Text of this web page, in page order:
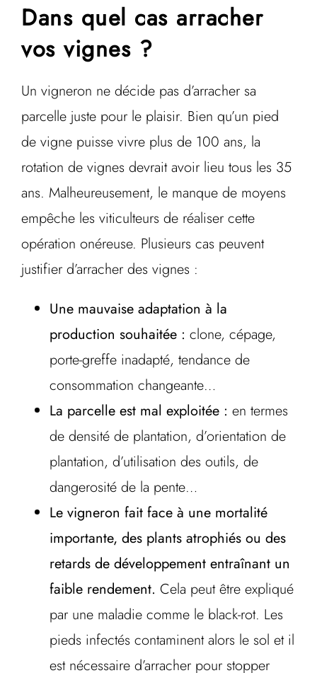
Dans quel cas arracher
vos vignes ?
Un vigneron ne décide pas d’arracher sa
parcelle juste pour le plaisir. Bien qu’un pied
de vigne puisse vivre plus de 100 ans, la
rotation de vignes devrait avoir lieu tous les 35
ans. Malheureusement, le manque de moyens
empêche les viticulteurs de réaliser cette
opération onéreuse. Plusieurs cas peuvent
justifier d’arracher des vignes :
Une mauvaise adaptation à la
production souhaitée : clone, cépage,
porte-greffe inadapté, tendance de
consommation changeante…
La parcelle est mal exploitée : en termes
de densité de plantation, d’orientation de
plantation, d’utilisation des outils, de
dangerosité de la pente…
Le vigneron fait face à une mortalité
importante, des plants atrophiés ou des
retards de développement entraînant un
faible rendement. Cela peut être expliqué
par une maladie comme le black-rot. Les
pieds infectés contaminent alors le sol et il
est nécessaire d’arracher pour stopper